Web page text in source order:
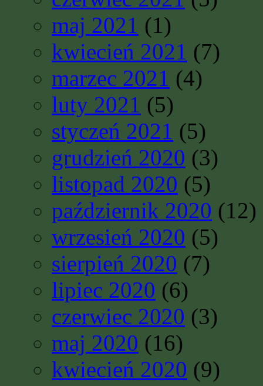
maj 2021 (1)
kwiecień 2021 (7)
marzec 2021 (4)
luty 2021 (5)
styczeń 2021 (5)
grudzień 2020 (3)
listopad 2020 (5)
październik 2020 (12)
wrzesień 2020 (5)
sierpień 2020 (7)
lipiec 2020 (6)
czerwiec 2020 (3)
maj 2020 (16)
kwiecień 2020 (9)